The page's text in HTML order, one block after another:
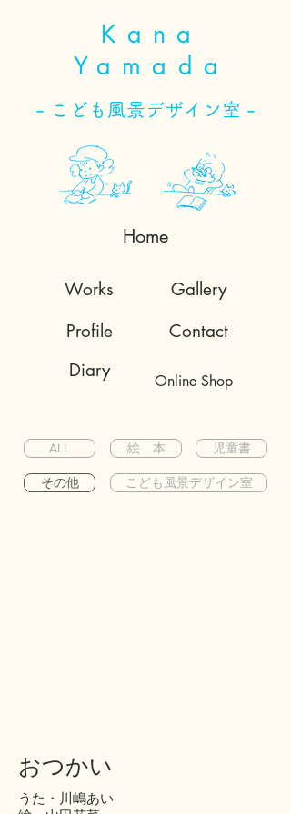
Kana
Yamada
- こども風景デザイン室 -
Home
Diary
Works
Profile
Gallery
Contact
Online Shop
ALL
その他
絵 本 児童書
こども風景デザイン室
おつかい
​うた・川嶋あい